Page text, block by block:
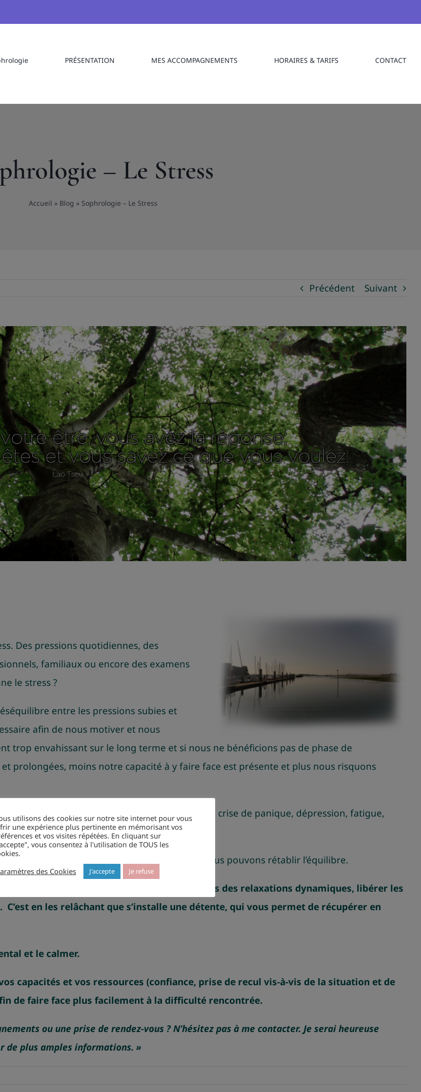
PRÉSENTATION MES ACCOMPAGNEMENTS HORAIRES & TARIFS CONTACT
– Le Stress
Accueil » Blog » Sophrologie – Le Stress
Précédent Suivant
Des pressions quotidiennes, des
familiaux ou encore des examens
le stress ?
entre les pressions subies et
afin de nous motiver et nous
trop envahissant sur le long terme et si nous ne bénéficions pas de phase de
prolongées, moins notre capacité à y faire face est présente et plus nous risquons
de tête, contractions musculaires, palpitations, crise de panique, dépression, fatigue,
nos capacités de réactions positives que nous pouvons rétablir l’équilibre.
à faire des pauses, de pouvoir par le biais des relaxations dynamiques, libérer les
en les relâchant que s’installe une détente, qui vous permet de récupérer en
et le calmer.
capacités et vos ressources (confiance, prise de recul vis-à-vis de la situation et de
de faire face plus facilement à la difficulté rencontrée.
ou une prise de rendez-vous ? N’hésitez pas à me contacter. Je serai heureuse
de plus amples informations. »
utilisons des cookies sur notre site internet pour vous
une expérience plus pertinente en mémorisant vos
et vos visites répétées. En cliquant sur
vous consentez à l'utilisation de TOUS les
des Cookies
J'accepte Je refuse